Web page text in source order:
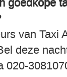
van Taxi
deze
020-